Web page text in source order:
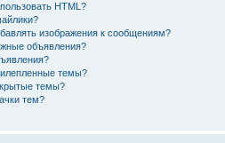
HTML?
изображения к сообщениям?
объявления?
темы?
темы?
тем?